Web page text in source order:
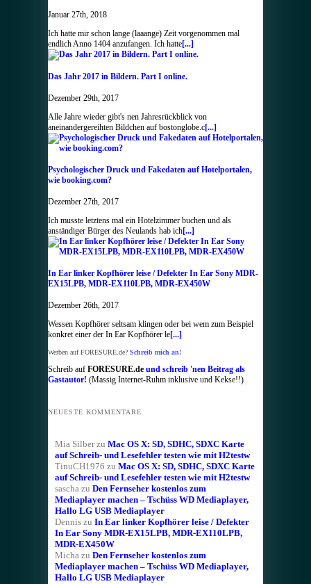
Januar 27th, 2018
Ich hatte mir schon lange (laaange) Zeit vorgenommen mal
endlich Anno 1404 anzufangen. Ich hatte[...]
Das Jahr 2017 in Bildern. Part I online.
Dezember 29th, 2017
Alle Jahre wieder gibt's nen Jahresrückblick von
aneinandergereihten Bildchen auf bostonglobe.c[...]
Psychologischer Druck und Fakedaten auf Hotelportalen,
wie booking.com?
Dezember 27th, 2017
Ich musste letztens mal ein Hotelzimmer buchen und als
anständiger Bürger des Neulands hab ich[...]
In Ear linker Kopfhörer leise / Defekter In Ear Sony MDR-
EX15LPB, MDR-EX110LPB, MDR-EX450W
Dezember 26th, 2017
Wessen Kopfhörer seltsam klingen oder bei wem zum Beispiel
konkret einer der In Ear Kopfhörer le[...]
Werben auf FORESURE.de? Schreib mich an!
Schreib auf FORESURE.de und schreib 'nen Beitrag als
Gastautor! (Massig Internet-Ruhm inklusive und Kekse!!)
NEUESTE KOMMENTARE
Mia Silberzu Mac OS X: SD, SDHC, SDXC Karte
auf Schreib- und Lesefehler testen wie mit H2testw
TinuCH1976 zu Mac OS X: SD, SDHC, SDXC Karte
auf Schreib- und Lesefehler testen wie mit H2testw
saschazu Den Fernseher kostenlos zum
Mediaplayer machen – Tschüss WD Mediaplayer,
Hallo LG USB Mediaplayer
Denniszu In Ear linker Kopfhörer leise / Defekter
In Ear Sony MDR-EX15LPB, MDR-EX110LPB,
MDR-EX450W
Michazu Den Fernseher kostenlos zum
Mediaplayer machen – Tschüss WD Mediaplayer,
Hallo LG USB Mediaplayer